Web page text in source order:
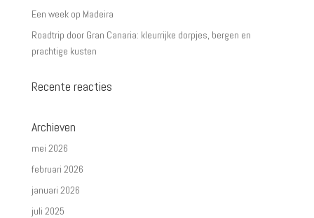
Een week op Madeira
Roadtrip door Gran Canaria: kleurrijke dorpjes, bergen en
prachtige kusten
Recente reacties
Archieven
mei 2026
februari 2026
januari 2026
juli 2025